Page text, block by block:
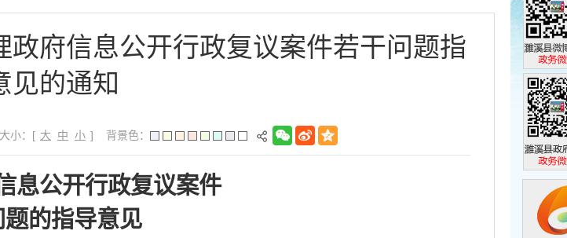
府信息公开行政复议案件若干问题指
见的通知
小：[ 大 中 小 ] 背景色：
息公开行政复议案件
的指导意见
濉溪县政
政务微博
濉溪县政
政务微信